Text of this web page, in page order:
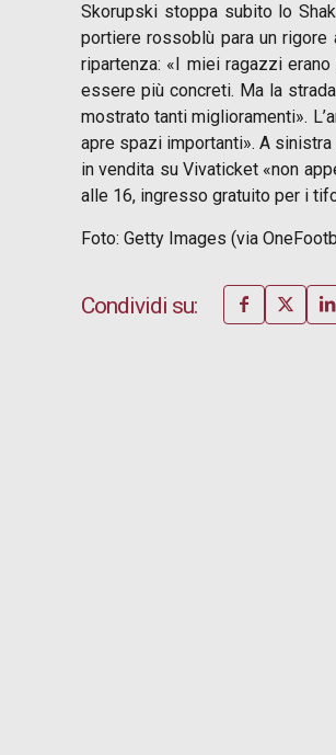
Skorupski stoppa subito lo
portiere rossoblù para un rigore
ripartenza: «I miei ragazzi
essere più concreti. Ma la
mostrato tanti miglioramenti».
apre spazi importanti». A
in vendita su Vivaticket «non
alle 16, ingresso gratuito per i
Foto: Getty Images (via
Condividi su: